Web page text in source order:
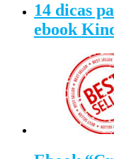
14 dicas
ebook